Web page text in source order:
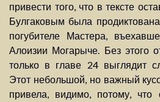
привести того, что в тексте
Булгаковым была
погубителе Мастера,
Алоизии Могарыче. Без этого
только в главе 24 выглядит
Этот небольшой, но важный
привела, видимо, потому,